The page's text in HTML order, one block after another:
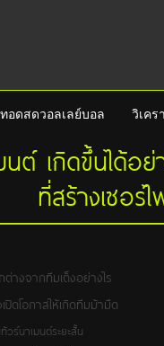
อดสดวอลเลย์บอล วิเคร
ต์ เกิดขึ้นได้อ
ที่สร้างเซอร์
างจากทีมเต็งอย่างไร
ดโอกาสให้เกิดทีมม้ามืด
วร์นาเมนต์ระยะสั้น